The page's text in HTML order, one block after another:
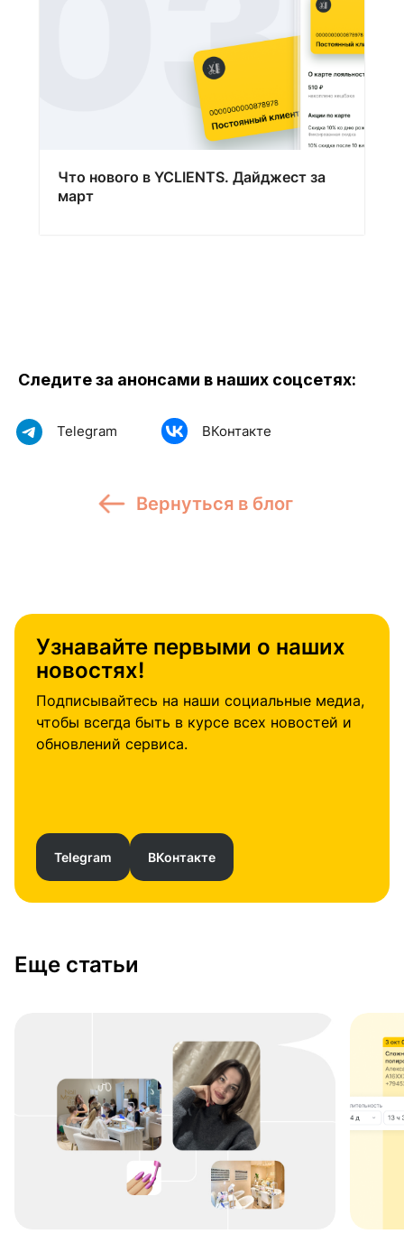
Что нового в YCLIENTS. Дайджест за
март
Следите за анонсами в наших соцсетях:
Telegram ВКонтакте
Вернуться в блог
Узнавайте первыми о наших
новостях!
Подписывайтесь на наши социальные медиа,
чтобы всегда быть в курсе всех новостей и
обновлений сервиса.
Telegram ВКонтакте
Еще статьи